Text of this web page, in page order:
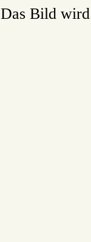
Das Bild